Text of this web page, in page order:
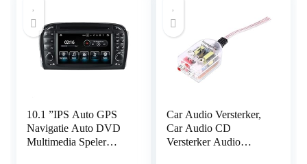
10.1 ”IPS Auto GPS
Navigatie Auto DVD
Multimedia Speler
Car Audio Versterker,
Car Audio CD
Versterker Audio